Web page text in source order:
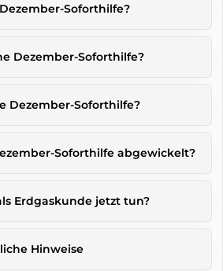
Soforthilfe?
Dezember-Soforthilfe?
Dezember-Soforthilfe?
Soforthilfe abgewickelt?
Erdgaskunde jetzt tun?
Hinweise